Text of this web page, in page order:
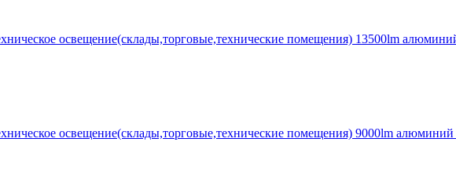
освещение(склады,торговые,технические помещения) 13500lm
освещение(склады,торговые,технические помещения) 9000lm алюминий